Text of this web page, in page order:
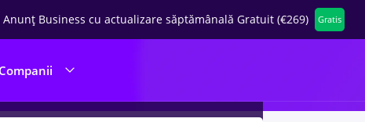
Business cu actualizare săptămânală Gratuit (€269) Gratis